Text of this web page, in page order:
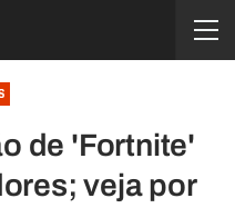
de 'Fortnite'
veja por